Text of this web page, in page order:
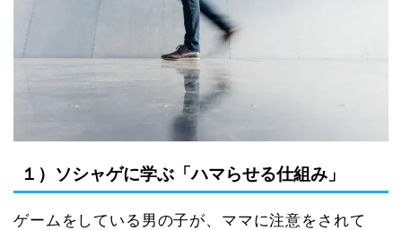
１）ソシャゲに学ぶ「ハマらせる仕組み」
ゲームをしている男の子が、ママに注意をされて